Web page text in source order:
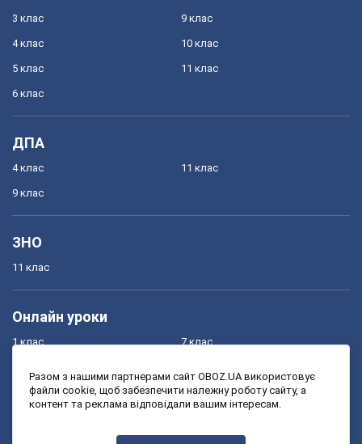
3 клас
4 клас
5 клас
6 клас
9 клас
10 клас
11 клас
ДПА
4 клас
9 клас
11 клас
ЗНО
11 клас
Онлайн уроки
1 клас
3 клас
7 клас
9 клас
Разом з нашими партнерами сайт OBOZ.UA використовує
файли cookie, щоб забезпечити належну роботу сайту, а
контент та реклама відповідали вашим інтересам.